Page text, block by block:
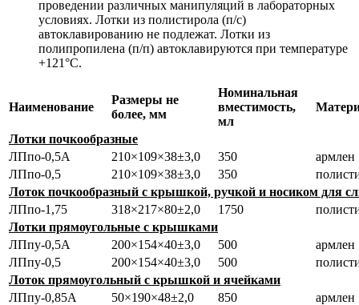
проведении различных манипуляций в лабораторных
условиях. Лотки из полистирола (п/с)
автоклавированию не подлежат. Лотки из
полипропилена (п/п) автоклавируются при температуре
+121°С.
Наименование
Размеры не
более, мм
Номинальная
вместимость,
мл
Лотки почкообразные
ЛПпо-0,5А
210×109×38±3,0 350
армлен
ЛПпо-0,5
210×109×38±3,0 350
Лоток почкообразный с крышкой, ручкой и носиком для
ЛПпо-1,75
318×217×80±2,0 1750
Лотки прямоугольные с крышками
ЛПпу-0,5А
200×154×40±3,0 500
армлен
ЛПпу-0,5
200×154×40±3,0 500
Лоток прямоугольный с крышкой и ячейками
ЛПпу-0,85А
50×190×48±2,0 850
армлен